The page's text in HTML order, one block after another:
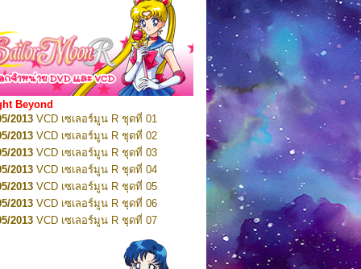
VCD เซเลอร์มูน ชุดที่ 09
VCD เซเลอร์มูน ชุดที่ 10
2012VCD เซเลอร์มูน ชุดที่ 11
2012VCD เซเลอร์มูน ชุดที่ 12
2012VCD เซเลอร์มูน ชุดที่ 13
2012VCD เซเลอร์มูน ชุดที่ 14
2012 VCD เซเลอร์มูน ชุดที่ 15
VCD เซเลอร์มูน ชุดที่ 16
VCD เซเลอร์มูน ชุดที่ 17
VCD เซเลอร์มูน ชุดที่ 18
VCD เซเลอร์มูน ชุดที่ 19
VCD เซเลอร์มูน ชุดที่ 20
VCD เซเลอร์มูน ชุดที่ 21
VCD เซเลอร์มูน ชุดที่ 22
VCD เซเลอร์มูน ชุดที่ 23
DVD เซเลอร์มูน ชุดที่ 01
Beyond
2013 VCD เซเลอร์มูน R ชุดที่ 01
2013 VCD เซเลอร์มูน R ชุดที่ 02
2013 VCD เซเลอร์มูน R ชุดที่ 03
2013 VCD เซเลอร์มูน R ชุดที่ 04
2013 VCD เซเลอร์มูน R ชุดที่ 05
2013 VCD เซเลอร์มูน R ชุดที่ 06
2013 VCD เซเลอร์มูน R ชุดที่ 07
VCD เซเลอร์มูน R ชุดที่ 08
VCD เซเลอร์มูน R ชุดที่ 09